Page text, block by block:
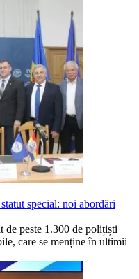
special: noi abordări
peste 1.300 de polițiști
care se menține în ultimii